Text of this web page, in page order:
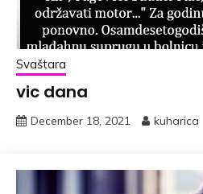
Svaštara
vic dana
December 18, 2021 kuharica